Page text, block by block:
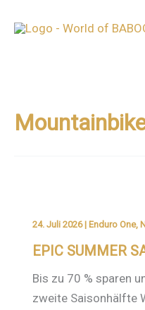
Inhalt
24. Juli 2026| Enduro One,
EPIC SUMMER
Bis zu 70 % sparen
zweite Saisonhälfte